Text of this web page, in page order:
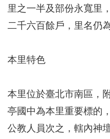
市
區
里
臺
市
鄰
長
冊
里之一半及部份永寬里
二千六百餘戶，里名仍
本里特色
本里位於臺北市南區，
亭國中為本里重要標的
公教人員次之，轄內神